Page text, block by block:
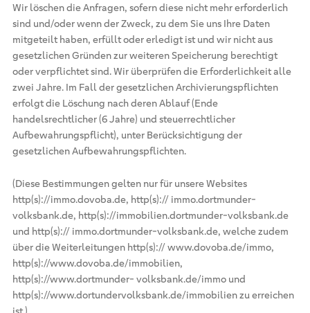
Wir löschen die Anfragen, sofern diese nicht mehr erforderlich
sind und/oder wenn der Zweck, zu dem Sie uns Ihre Daten
mitgeteilt haben, erfüllt oder erledigt ist und wir nicht aus
gesetzlichen Gründen zur weiteren Speicherung berechtigt
oder verpflichtet sind. Wir überprüfen die Erforderlichkeit alle
zwei Jahre. Im Fall der gesetzlichen Archivierungspflichten
erfolgt die Löschung nach deren Ablauf (Ende
handelsrechtlicher (6 Jahre) und steuerrechtlicher
Aufbewahrungspflicht), unter Berücksichtigung der
gesetzlichen Aufbewahrungspflichten.
(Diese Bestimmungen gelten nur für unsere Websites
http(s)://immo.dovoba.de, http(s):// immo.dortmunder-
volksbank.de, http(s)://immobilien.dortmunder-volksbank.de
und http(s):// immo.dortmunder-volksbank.de, welche zudem
über die Weiterleitungen http(s):// www.dovoba.de/immo,
http(s)://www.dovoba.de/immobilien,
http(s)://www.dortmunder- volksbank.de/immo und
http(s)://www.dortundervolksbank.de/immobilien zu erreichen